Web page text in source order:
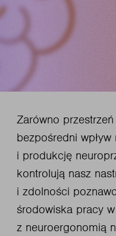
Zarówno
bezpośredni
i produkcję
kontrolują nasz
i zdolności
środowiska pracy
z neuroergonomią